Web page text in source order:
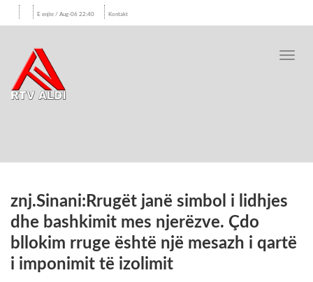
E enjte / Aug-06 22:40 Kontakt
znj.Sinani:Rrugët janë simbol i lidhjes
dhe bashkimit mes njerëzve. Çdo
bllokim rruge është një mesazh i qartë
i imponimit të izolimit